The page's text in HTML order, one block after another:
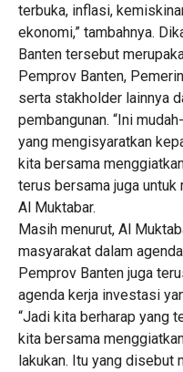
terbuka, inflasi,
ekonomi,” tambahnya.
Banten tersebut
Pemprov Banten,
serta stakholder lainnya
pembangunan. “Ini
yang mengisyaratkan
kita bersama
terus bersama juga untuk
Al Muktabar.
Masih menurut, Al
masyarakat dalam
Pemprov Banten juga
agenda kerja investasi
“Jadi kita berharap yang
kita bersama
lakukan. Itu yang disebut